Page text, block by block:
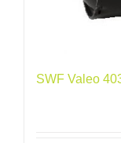
SWF Valeo